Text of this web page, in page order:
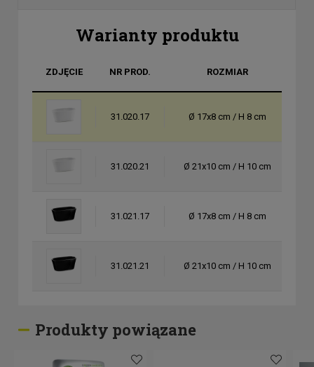
Warianty produktu
ZDJĘCIE NR PROD. ROZMIAR
31.020.17 Ø 17x8 cm / H 8 cm
31.020.21 Ø 21x10 cm / H 10 cm
31.021.17 Ø 17x8 cm / H 8 cm
31.021.21 Ø 21x10 cm / H 10 cm
Produkty powiązane